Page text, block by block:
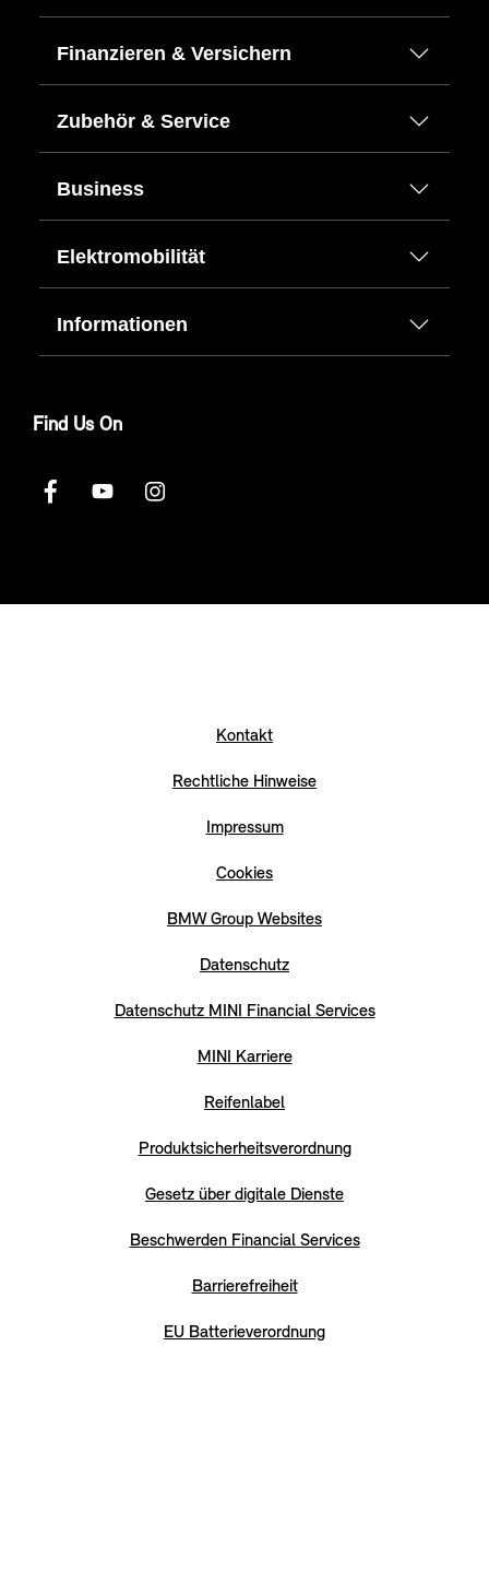
Finanzieren & Versichern
Zubehör & Service
Business
Elektromobilität
Informationen
Find Us On
Kontakt
Rechtliche Hinweise
Impressum
Cookies
BMW Group Websites
Datenschutz
Datenschutz MINI Financial Services
MINI Karriere
Reifenlabel
Produktsicherheitsverordnung
Gesetz über digitale Dienste
Beschwerden Financial Services
Barrierefreiheit
EU Batterieverordnung